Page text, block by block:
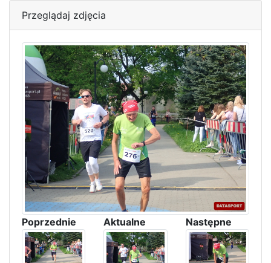
Przeglądaj zdjęcia
Poprzednie Aktualne Następne